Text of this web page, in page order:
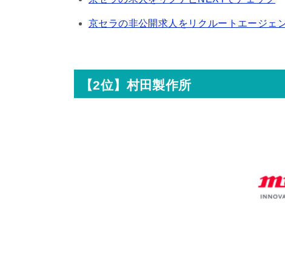
京セラの非公開求人をリクルートエージェ
【2位】村田製作所